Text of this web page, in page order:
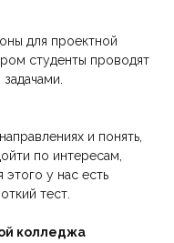
для проектной
студенты проводят
и понять,
по интересам,
у нас есть
тест.
колледжа